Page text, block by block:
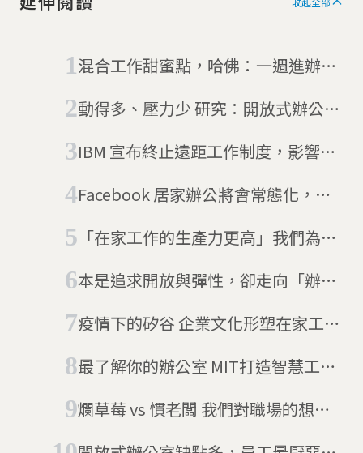
混合工作甜蜜點，哈佛：一週進辦公
動得多、壓力少 研究：開放式辦公室
IBM 宣布終止遠距工作制度，影響上
Facebook 居家辦公將會常態化，員
「在家工作的生產力更高」我們為什
本是追求開放與彈性，卻走向「辦公
疫情下的矽谷 企業文化形塑在家工作
最了解你的辦公室 MIT打造智慧工作
爛草莓 vs 慣老闆 我們對職場的想像